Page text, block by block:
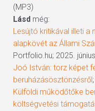
(MP3)
Lásd még:
Lesújtó kritikával illeti a
alapkövét az Állami
Portfolio.hu; 2025.
Joó István: torz képet
beruházásösztönzésről
Külföldi működőtőke
költségvetési